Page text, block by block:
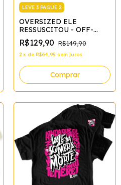
LEVE 3 PAGUE 2
OVERSIZED ELE
RESSUSCITOU - OFF-
WHITE
R$129,90 R$149,90
2 x de R$64,95 sem juros
Comprar